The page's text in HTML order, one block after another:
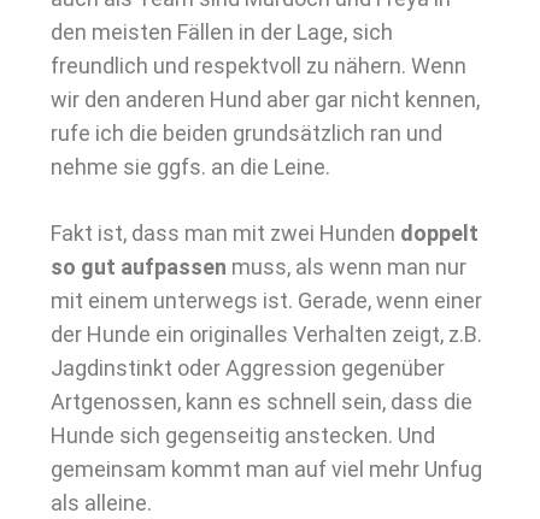
den meisten Fällen in der Lage, sich
freundlich und respektvoll zu nähern. Wenn
wir den anderen Hund aber gar nicht kennen,
rufe ich die beiden grundsätzlich ran und
nehme sie ggfs. an die Leine.
Fakt ist, dass man mit zwei Hunden doppelt
so gut aufpassen muss, als wenn man nur
mit einem unterwegs ist. Gerade, wenn einer
der Hunde ein originalles Verhalten zeigt, z.B.
Jagdinstinkt oder Aggression gegenüber
Artgenossen, kann es schnell sein, dass die
Hunde sich gegenseitig anstecken. Und
gemeinsam kommt man auf viel mehr Unfug
als alleine.